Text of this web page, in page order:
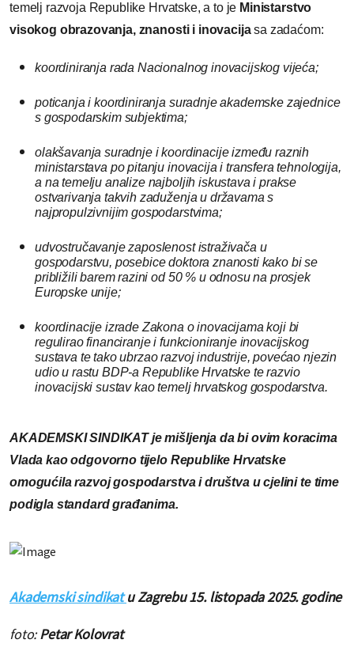
temelj razvoja Republike Hrvatske, a to je Ministarstvo
visokog obrazovanja, znanosti i inovacija sa zadaćom:
koordiniranja rada Nacionalnog inovacijskog vijeća;
poticanja i koordiniranja suradnje akademske zajednice
s gospodarskim subjektima;
olakšavanja suradnje i koordinacije između raznih
ministarstava po pitanju inovacija i transfera tehnologija,
a na temelju analize najboljih iskustava i prakse
ostvarivanja takvih zaduženja u državama s
najpropulzivnijim gospodarstvima;
udvostručavanje zaposlenost istraživača u
gospodarstvu, posebice doktora znanosti kako bi se
približili barem razini od 50 % u odnosu na prosjek
Europske unije;
koordinacije izrade Zakona o inovacijama koji bi
regulirao financiranje i funkcioniranje inovacijskog
sustava te tako ubrzao razvoj industrije, povećao njezin
udio u rastu BDP-a Republike Hrvatske te razvio
inovacijski sustav kao temelj hrvatskog gospodarstva.
AKADEMSKI SINDIKAT je mišljenja da bi ovim koracima
Vlada kao odgovorno tijelo Republike Hrvatske
omogućila razvoj gospodarstva i društva u cjelini te time
podigla standard građanima.
Akademski sindikatu Zagrebu 15. listopada 2025. godine
foto:Petar Kolovrat